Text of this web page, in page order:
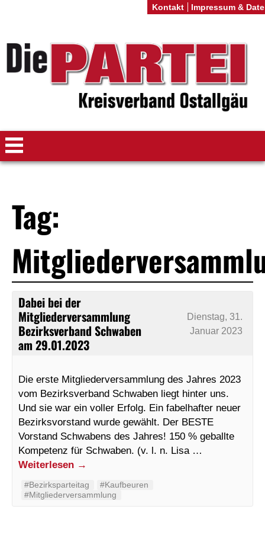
Tag:
Dabei bei der
Mitgliederversammlung
Bezirksverband Schwaben
am 29.01.2023
Dienstag, 31.
Januar 2023
Die erste Mitgliederversammlung des Jahres 2023
vom Bezirksverband Schwaben liegt hinter uns.
Und sie war ein voller Erfolg. Ein fabelhafter neuer
Bezirksvorstand wurde gewählt. Der BESTE
Vorstand Schwabens des Jahres! 150 % geballte
Kompetenz für Schwaben. (v. l. n. Lisa …
Weiterlesen →
#Bezirksparteitag
#Kaufbeuren
#Mitgliederversammlung
Kontakt Impressum &